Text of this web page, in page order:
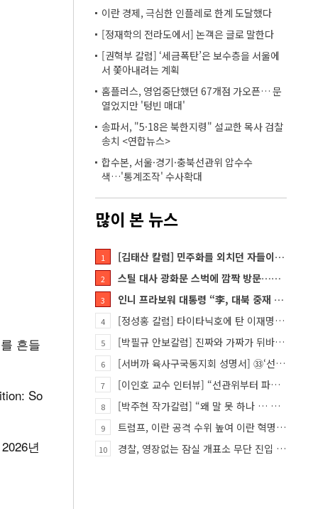
흔들
So
년
이란 경제, 극심한 인플레로 한계 도달했다
[정재학의 전라도에서] 논객은 글로 말한다
[권혁부 칼럼] ‘세금폭탄’은 보수층을 서울에
서 쫓아내려는 계획
홈플러스, 영업중단했던 67개점 가오픈… 문
열었지만 '텅빈 매대'
송파서, "5·18은 북한지령" 설교한 목사 검찰
송치 <연합뉴스>
합수본, 서울·경기·충북선관위 압수수
색…'통계조작' 수사확대
많이 본 뉴스
1 [김태산 칼럼] 민주화를 외치던 자들이 대한민국의 적이고 간첩이었다
2 스틸 대사 광화문 스벅에 깜짝 방문…메시지?
3 인니 프라보워 대통령 “李, 대북 중재 요청했다”
4 [정성홍 칼럼] 타이타닉호에 탄 이재명 정권
5 [박필규 안보칼럼] 진짜와 가짜가 뒤바뀐 혼돈의 시대, 안보 파탄은 막아야
6 [서버까 육사구국동지회 성명서] ㉝‘선관위 특검’은 ‘부정선거 특검’으로 명명하고 박주현 변호사를 ‘특검…
7 [이인호 교수 인터뷰] “선관위부터 파고들어야…책임자 직접 고발하라”
8 [박주현 작가칼럼] “왜 말 못 하나 … 경기도 재정 파탄의 진짜 원인을”
9 트럼프, 이란 공격 수위 높여 이란 혁명 가능성 열어
10 경찰, 영장없는 잠실 개표소 무단 진입 홀로 막은 ‘올다르크’ 불구속 송치